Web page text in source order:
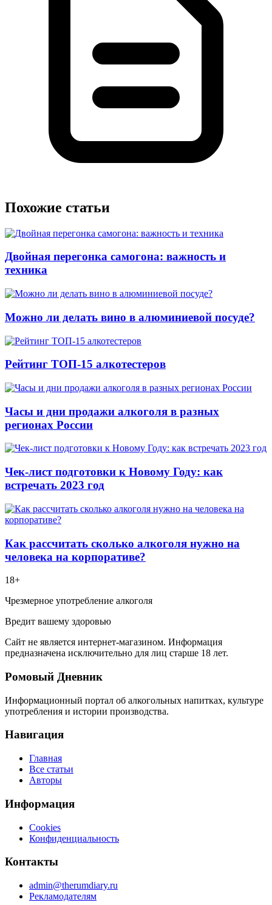
Похожие статьи
Двойная перегонка самогона: важность и
техника
Можно ли делать вино в алюминиевой посуде?
Рейтинг ТОП-15 алкотестеров
Часы и дни продажи алкоголя в разных
регионах России
Чек-лист подготовки к Новому Году: как
встречать 2023 год
Как рассчитать сколько алкоголя нужно на
человека на корпоративе?
18+
Чрезмерное употребление алкоголя
Вредит вашему здоровью
Сайт не является интернет-магазином. Информация
предназначена исключительно для лиц старше 18 лет.
Ромовый Дневник
Информационный портал об алкогольных напитках, культуре
употребления и истории производства.
Навигация
Главная
Все статьи
Авторы
Информация
Cookies
Конфиденциальность
Контакты
admin@therumdiary.ru
Рекламодателям